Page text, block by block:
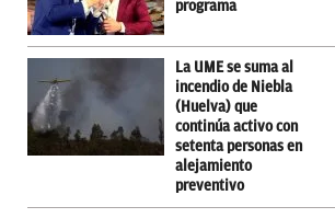
programa
La UME se suma al
incendio de Niebla
(Huelva) que
continúa activo con
setenta personas en
alejamiento
preventivo